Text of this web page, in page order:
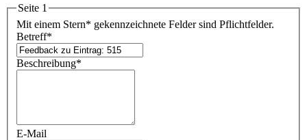
Seite 1
Mit einem Stern* gekennzeichnete Felder sind Pflichtfelder.
Betreff*
Beschreibung*
E-Mail